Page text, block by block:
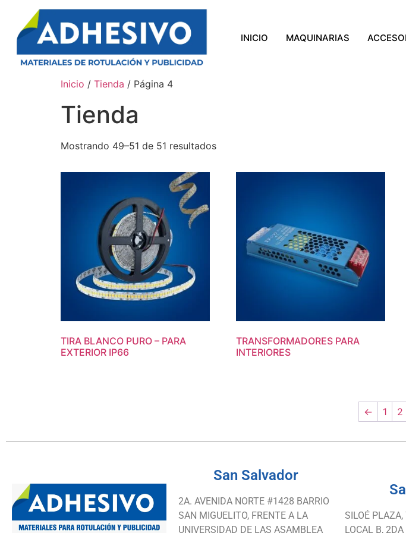
INICIO MAQUINARIAS
Inicio / Tienda / Página 4
Tienda
Mostrando 49–51 de 51 resultados
TIRA BLANCO PURO – PARA
EXTERIOR IP66
TRANSFORMADORES PARA
INTERIORES
← 1 2
San Salvador
2A. AVENIDA NORTE #1428 BARRIO
SAN MIGUELITO, FRENTE A LA
UNIVERSIDAD DE LAS ASAMBLEA
SILOÉ PLAZA,
LOCAL B,